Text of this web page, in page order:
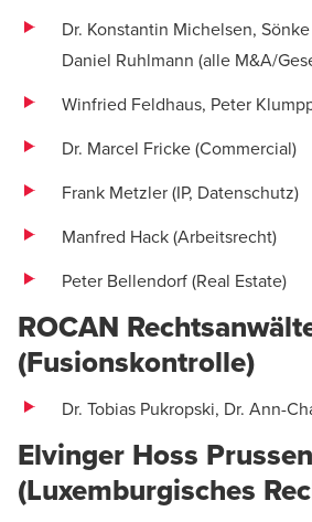
Dr. Konstantin Michelsen,
Daniel Ruhlmann (alle M&A/
Winfried Feldhaus, Peter
Dr. Marcel Fricke(Commercial)
Frank Metzler(IP, Datenschutz)
Manfred Hack(Arbeitsrecht)
Peter Bellendorf(Real Estate)
ROCAN
(Fusionskontrolle)
Dr. Tobias Pukropski, Dr. Ann-
Elvinger Hoss Prussen
(Luxemburgisches